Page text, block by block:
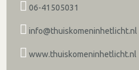
06-41505031
info@thuiskomeninhetlicht.nl
www.thuiskomeninhetlicht.nl